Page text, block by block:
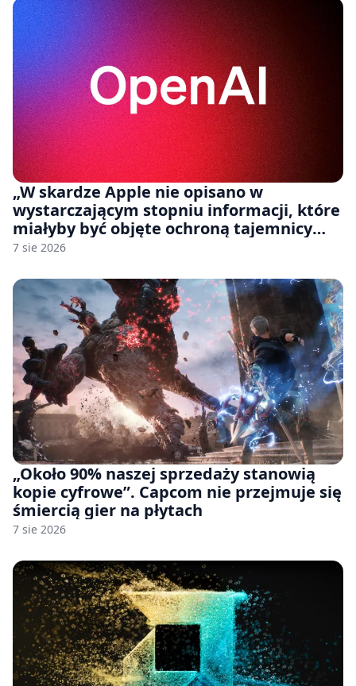
„W skardze Apple nie opisano w
wystarczającym stopniu informacji, które
miałyby być objęte ochroną tajemnicy
handlowej”. OpenAI żąda odrzucenia
7 sie 2026
„Około 90% naszej sprzedaży stanowią
kopie cyfrowe”. Capcom nie przejmuje się
śmiercią gier na płytach
7 sie 2026